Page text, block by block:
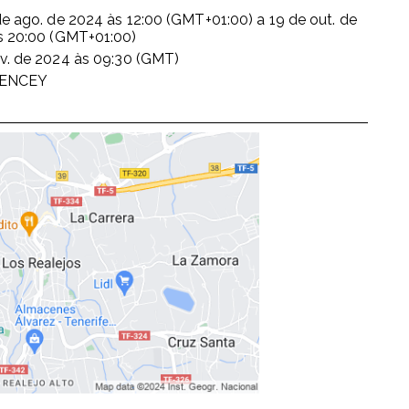
ago. de 2024 às 12:00 (GMT+01:00) a 19 de out. de
20:00 (GMT+01:00)
de 2024 às09:30 (GMT)